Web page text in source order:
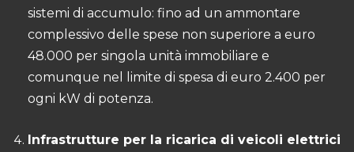
sistemi di accumulo: fino ad un ammontare
complessivo delle spese non superiore a euro
48.000 per singola unità immobiliare e
comunque nel limite di spesa di euro 2.400 per
ogni kW di potenza.
Infrastrutture per la ricarica di veicoli elettrici